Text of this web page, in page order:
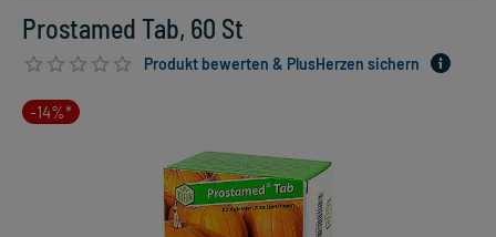
Prostamed Tab, 60 St
Produkt bewerten & PlusHerzen sichern
-14%*